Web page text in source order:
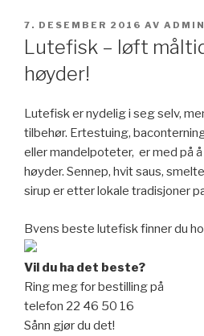
PUBLISERT
7. DESEMBER 2016 AV ADMIN
Lutefisk – løft
høyder!
Lutefisk er nydelig i seg selv,
tilbehør. Ertestuing,
eller mandelpoteter, er med på
høyder. Sennep, hvit saus,
sirup er etter lokale tradisjoner
Byens beste lutefisk finner du
Vil du ha det beste?
Ring meg for bestilling på
telefon 22 46 50 16
Sånn gjør du det!